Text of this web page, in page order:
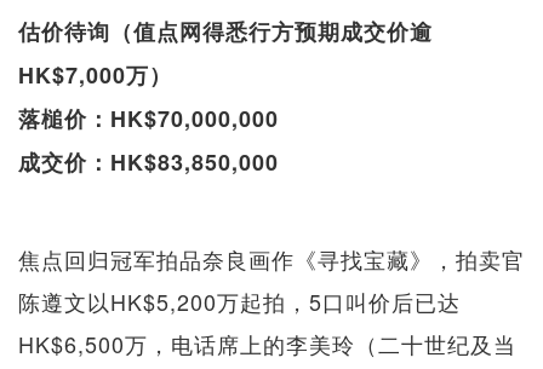
估价待询（值点网得悉行方预期成交价逾
HK$7,000万）
落槌价：HK$70,000,000
成交价：HK$83,850,000
焦点回归冠军拍品奈良画作《寻找宝藏》，拍卖官
陈遵文以HK$5,200万起拍，5口叫价后已达
HK$6,500万，电话席上的李美玲（二十世纪及当